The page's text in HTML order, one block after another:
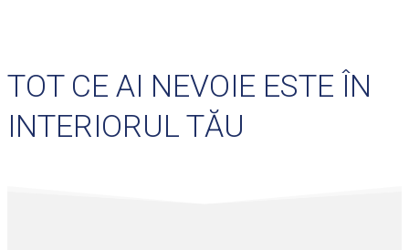
TOT CE AI NEVOIE ESTE ÎN
INTERIORUL TĂU